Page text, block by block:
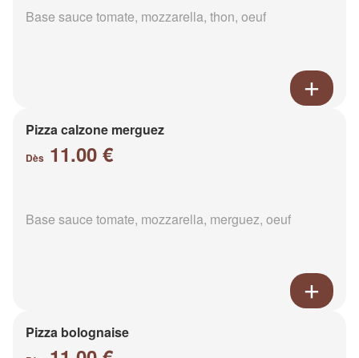
Base sauce tomate, mozzarella, thon, oeuf
Pizza calzone merguez
Dès 11.00 €
Base sauce tomate, mozzarella, merguez, oeuf
Pizza bolognaise